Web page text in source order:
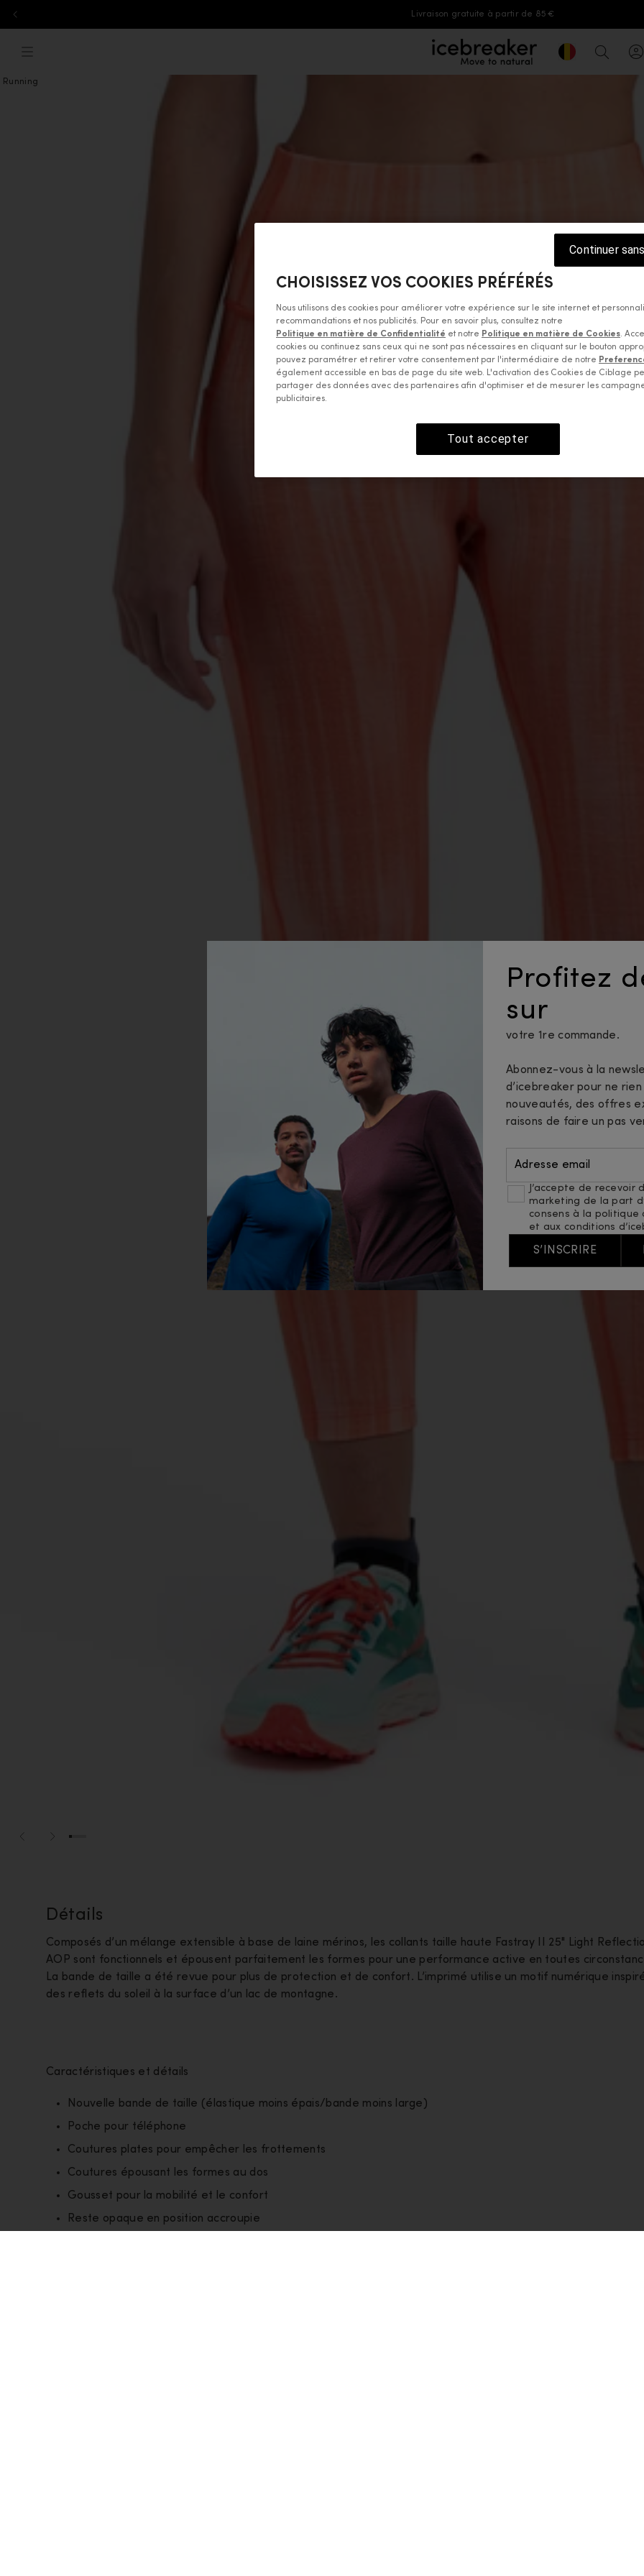
Livraison gratuite à partir de 85 €
icebreaker®, accéder à la page
Geolocation
Running
Détails
Composés d’un mélange extensible à base de laine mérinos, les collants taille haute Fastray II 25" Light
AOP sont fonctionnels et épousent parfaitement les formes pour une performance active en toutes
La bande de taille a été revue pour plus de protection et de confort. L’imprimé utilise un motif numérique
des reflets du soleil à la surface d’un lac de montagne.
Caractéristiques et détails
Nouvelle bande de taille (élastique moins épais/bande moins large)
Poche pour téléphone
Coutures plates pour empêcher les frottements
Coutures épousant les formes au dos
Gousset pour la mobilité et le confort
Reste opaque en position accroupie
Profitez
sur
votre 1re commande.
Abonnez-vous à la
d’icebreaker pour ne
nouveautés, des offres
raisons de faire un pas
Adresse email
J’accepte de recevoir
marketing de la part
consens à
la politique
et aux conditions
S’INSCRIRE
CHOISISSEZ VOS COOKIES PRÉFÉRÉS
Nous utilisons des cookies pour améliorer votre expérience sur le site internet et
recommandations et nos publicités. Pour en savoir plus, consultez notre
Politique en matière de Confidentialité et notre Politique en matière de Cookies.
cookies ou continuez sans ceux qui ne sont pas nécessaires en cliquant sur le bouton
pouvez paramétrer et retirer votre consentement par l'intermédiaire de notre
également accessible en bas de page du site web. L'activation des Cookies de Ciblage
partager des données avec des partenaires afin d'optimiser et de mesurer les
publicitaires.
Tout accepter
Continuer